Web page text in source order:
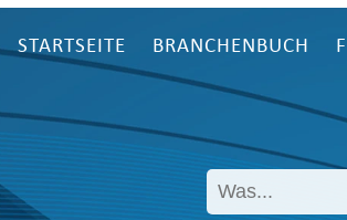
STARTSEITE BRANCHENBUCH